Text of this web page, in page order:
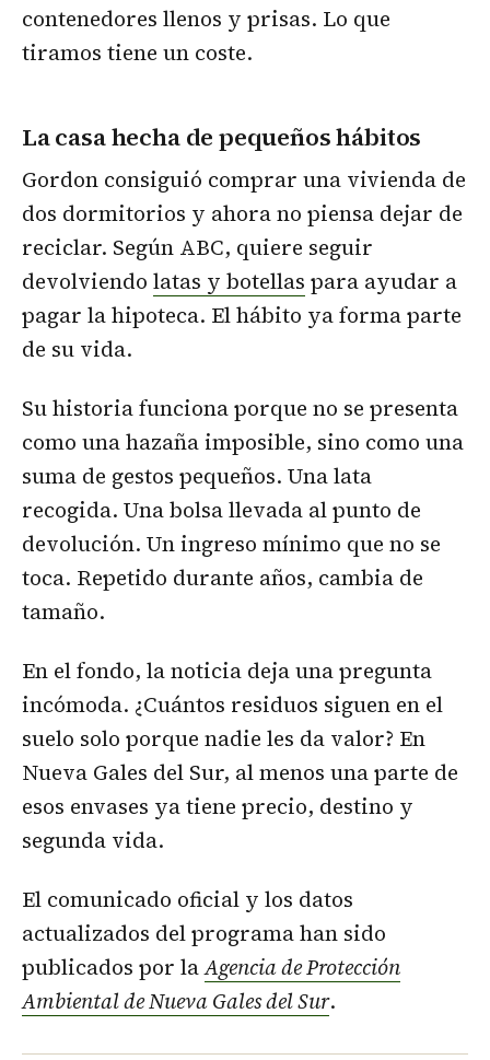
contenedores llenos y prisas. Lo que
tiramos tiene un coste.
La casa hecha de pequeños hábitos
Gordon consiguió comprar una vivienda de
dos dormitorios y ahora no piensa dejar de
reciclar. Según ABC, quiere seguir
devolviendo latas y botellas para ayudar a
pagar la hipoteca. El hábito ya forma parte
de su vida.
Su historia funciona porque no se presenta
como una hazaña imposible, sino como una
suma de gestos pequeños. Una lata
recogida. Una bolsa llevada al punto de
devolución. Un ingreso mínimo que no se
toca. Repetido durante años, cambia de
tamaño.
En el fondo, la noticia deja una pregunta
incómoda. ¿Cuántos residuos siguen en el
suelo solo porque nadie les da valor? En
Nueva Gales del Sur, al menos una parte de
esos envases ya tiene precio, destino y
segunda vida.
El comunicado oficial y los datos
actualizados del programa han sido
publicados por laAgencia de Protección
Ambiental de Nueva Gales del Sur.